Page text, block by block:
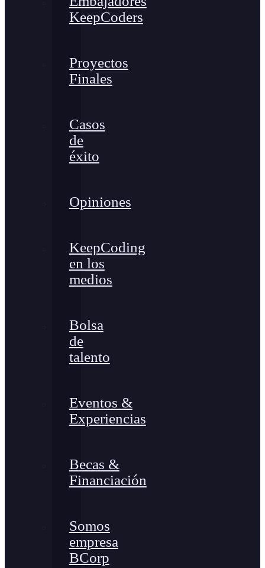
KeepCoders
Proyectos
Finales
Casos
de
éxito
Opiniones
KeepCoding
en los
medios
Bolsa
de
talento
Eventos &
Experiencias
Becas &
Financiación
Somos
empresa
BCorp